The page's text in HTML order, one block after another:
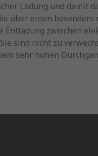
Ladung und damit
über einen
zwischen
sind nicht zu
sehr hohen